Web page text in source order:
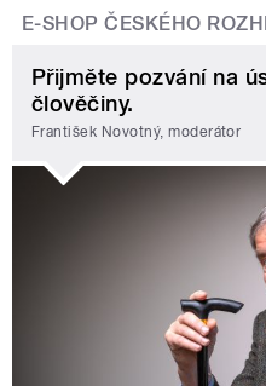
E-SHOP ČESKÉHO
Přijměte pozvání na
člověčiny.
František Novotný, moderátor